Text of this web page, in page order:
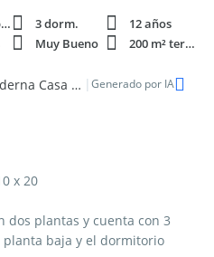
120 m² cubie. 3 dorm.
12 años
Muy Bueno 200 m² terren.
Oportunidad de Compra: Moderna Casa de 3 dorm. en Venta en La Plata | Generado por IA
x 20
dos plantas y cuenta con 3
baja y el dormitorio